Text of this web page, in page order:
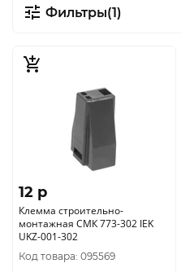
Фильтры(1)
12 p
Клемма строительно-
монтажная СМК 773-302 IEK
UKZ-001-302
Код товара: 095569